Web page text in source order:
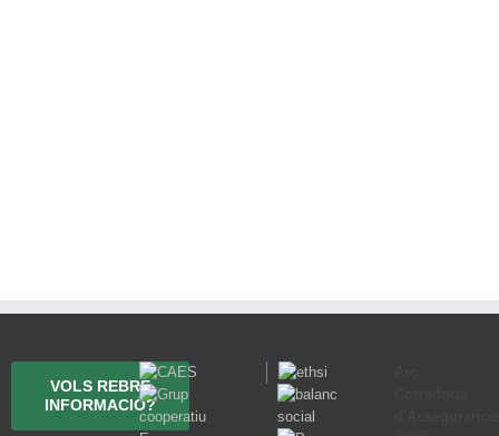
VOLS REBRE
INFORMACIÓ?